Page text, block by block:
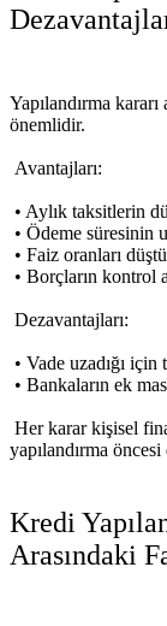
Yapılandırma
önemlidir.
Avantajları:
• Aylık taksitlerin
• Ödeme süresinin
• Faiz oranları
• Borçların kontrol
Dezavantajları:
• Vade uzadığı için
• Bankaların ek
Her karar kişisel
yapılandırma
Kredi
Arasındaki